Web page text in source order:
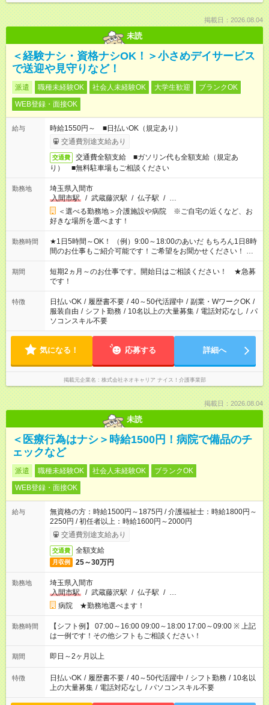
掲載日：2026.08.04
未読
＜経験ナシ・資格ナシOK！＞小さめデイサービス
で送迎や見守りなど！
派遣 職種未経験OK 社会人未経験OK 大学生歓迎
ブランクOK
WEB登録・面接OK
給与
時給1550円～ ■日払いOK（規定あり）
交通費別途支給あり
交通費
交通費全額支給 ■ガソリン代も全額支給（規定あ
り） ■無料駐車場もご相談ください
勤務地
埼玉県入間市
入間市駅
/ 武蔵藤沢駅 / 仏子駅 / …
＜選べる勤務地＞介護施設や病院 ※ご自宅の近くなど、お
好きな場所を選べます！
勤務時間
★1日5時間～OK！ （例）9:00～18:00のあいだ もちろん1日8時
間のお仕事もご紹介可能です！ご希望をお聞かせください！ ★
家庭の都合でお休みが必要な場合も遠慮なくご相談ください。
※週最低15時間以上の勤務が必要です
期間
短期2ヵ月～のお仕事です。開始日はご相談ください！ ★急募
です！
特徴 日払いOK / 履歴書不要 / 40～50代活躍中 / 副業・WワークOK /
服装自由 / シフト勤務 / 10名以上の大量募集 / 電話対応なし / パ
ソコンスキル不要
気になる！ 応募する 詳細へ
掲載元企業名 株式会社ネオキャリア ナイス！介護事業部
掲載日：2026.08.04
未読
＜医療行為はナシ＞時給1500円！病院で備品のチ
ェックなど
派遣 職種未経験OK 社会人未経験OK
ブランクOK
WEB登録・面接OK
給与
無資格の方：時給1500円～1875円 / 介護福祉士：時給1800円～
2250円 / 初任者以上：時給1600円～2000円
交通費別途支給あり
交通費 全額支給
月収例 25～30万円
勤務地
埼玉県入間市
入間市駅
/ 武蔵藤沢駅 / 仏子駅 / …
病院 ★勤務地選べます！
勤務時間
【シフト例】 07:00～16:00 09:00～18:00 17:00～09:00 ※ 上記
は一例です！その他シフトもご相談ください！
期間 即日～2ヶ月以上
特徴 日払いOK / 履歴書不要 / 40～50代活躍中 / シフト勤務 / 10名以
上の大量募集 / 電話対応なし / パソコンスキル不要